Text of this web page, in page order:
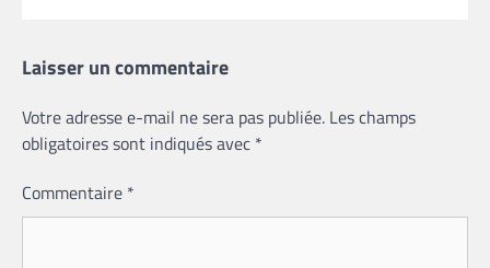
Laisser un commentaire
Votre adresse e-mail ne sera pas publiée. Les champs
obligatoires sont indiqués avec *
Commentaire *